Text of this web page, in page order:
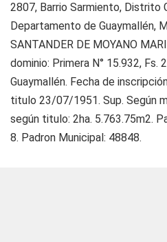
2807, Barrio Sarmiento, Distrito
Departamento de Guaymallén,
SANTANDER DE MOYANO
dominio: Primera N° 15.932, Fs.
Guaymallén. Fecha de
titulo 23/07/1951. Sup. Según
según titulo: 2ha. 5.763.75m2.
8. Padron Municipal: 48848.